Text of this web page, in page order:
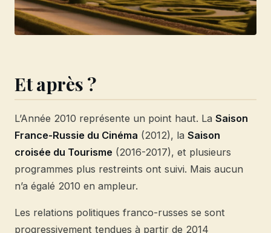
Et après ?
L’Année 2010 représente un point haut. La Saison
France-Russie du Cinéma (2012), la Saison
croisée du Tourisme (2016-2017), et plusieurs
programmes plus restreints ont suivi. Mais aucun
n’a égalé 2010 en ampleur.
Les relations politiques franco-russes se sont
progressivement tendues à partir de 2014